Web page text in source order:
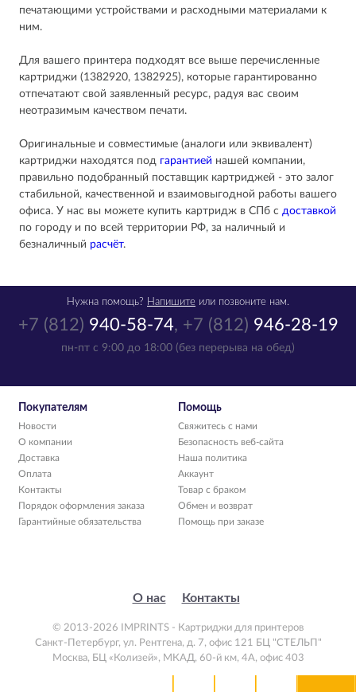
печатающими устройствами и расходными материалами к
ним.
Для вашего принтера подходят все выше перечисленные
картриджи (1382920, 1382925), которые гарантированно
отпечатают свой заявленный ресурс, радуя вас своим
неотразимым качеством печати.
Оригинальные и совместимые (аналоги или эквивалент)
картриджи находятся под гарантией нашей компании,
правильно подобранный поставщик картриджей - это залог
стабильной, качественной и взаимовыгодной работы вашего
офиса. У нас вы можете купить картридж в СПб с доставкой
по городу и по всей территории РФ, за наличный и
безналичный расчёт.
+7 (812) 940-58-74, +7 (812) 946-28-19
пн-пт с 9:00 до 18:00 (без перерыва на обед)
Нужна помощь? Напишите или позвоните нам.
Покупателям
Новости
О компании
Доставка
Оплата
Контакты
Порядок оформления заказа
Гарантийные обязательства
Помощь
Свяжитесь с нами
Безопасность веб-сайта
Наша политика
Аккаунт
Товар с браком
Обмен и возврат
Помощь при заказе
О нас Контакты
© 2013-2026 IMPRINTS - Картриджи для принтеров
Санкт-Петербург, ул. Рентгена, д. 7, офис 121 БЦ "СТЕЛЬП"
Москва, БЦ «Колизей», МКАД, 60-й км, 4А, офис 403